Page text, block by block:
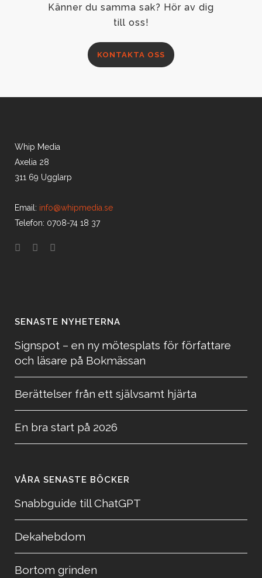
Känner du samma sak? Hör av dig
till oss!
KONTAKTA OSS
Whip Media
Axelia 28
311 69 Ugglarp
Email: info@whipmedia.se
Telefon: 0708-74 18 37
SENASTE NYHETERNA
Signspot – en ny mötesplats för författare
och läsare på Bokmässan
Berättelser från ett självsamt hjärta
En bra start på 2026
VÅRA SENASTE BÖCKER
Snabbguide till ChatGPT
Dekahebdom
Bortom grinden